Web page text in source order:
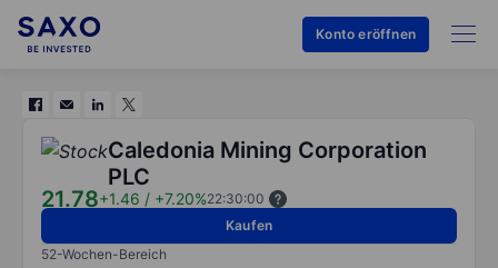
Konto eröffnen
Caledonia Mining Corporation
PLC
21.78+1.46 / +7.20%22:30:00
Kaufen
52-Wochen-Bereich